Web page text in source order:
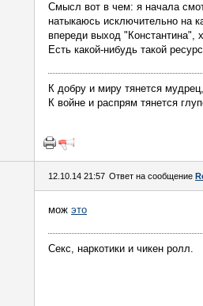
Смысл вот в чем: я начала
натыкаюсь исключительно на
впереди выход "Константина",
Есть какой-нибудь такой
К добру и миру тянется мудрец,
К войне и распрям тянется
12.10.14 21:57 Ответ на сообщение
мож это
Секс, наркотики и чикен ролл.